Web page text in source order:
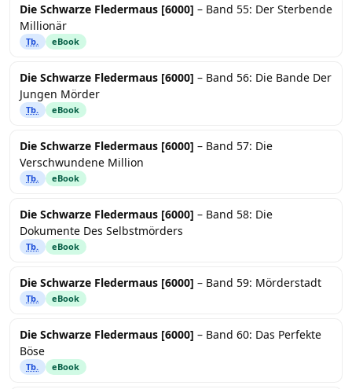
Die Schwarze Fledermaus [6000] – Band 55: Der Sterbende
Millionär
Tb. eBook
Die Schwarze Fledermaus [6000] – Band 56: Die Bande Der
Jungen Mörder
Tb. eBook
Die Schwarze Fledermaus [6000] – Band 57: Die
Verschwundene Million
Tb. eBook
Die Schwarze Fledermaus [6000] – Band 58: Die
Dokumente Des Selbstmörders
Tb. eBook
Die Schwarze Fledermaus [6000] – Band 59: Mörderstadt
Tb. eBook
Die Schwarze Fledermaus [6000] – Band 60: Das Perfekte
Böse
Tb. eBook